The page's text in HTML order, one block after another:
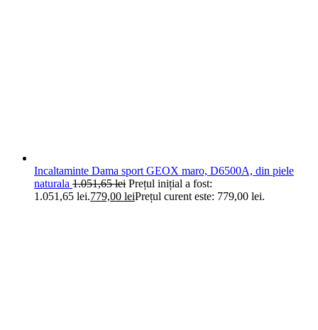
Incaltaminte Dama sport GEOX maro, D6500A, din piele
naturala 1.051,65lei Prețul inițial a fost:
1.051,65 lei.779,00 leiPrețul curent este: 779,00 lei.